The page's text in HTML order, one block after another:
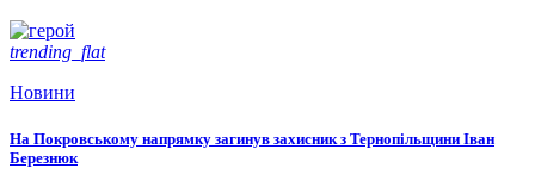
trending_flat
Новини
На Покровському напрямку загинув захисник з Тернопільщини Іван
Березнюк